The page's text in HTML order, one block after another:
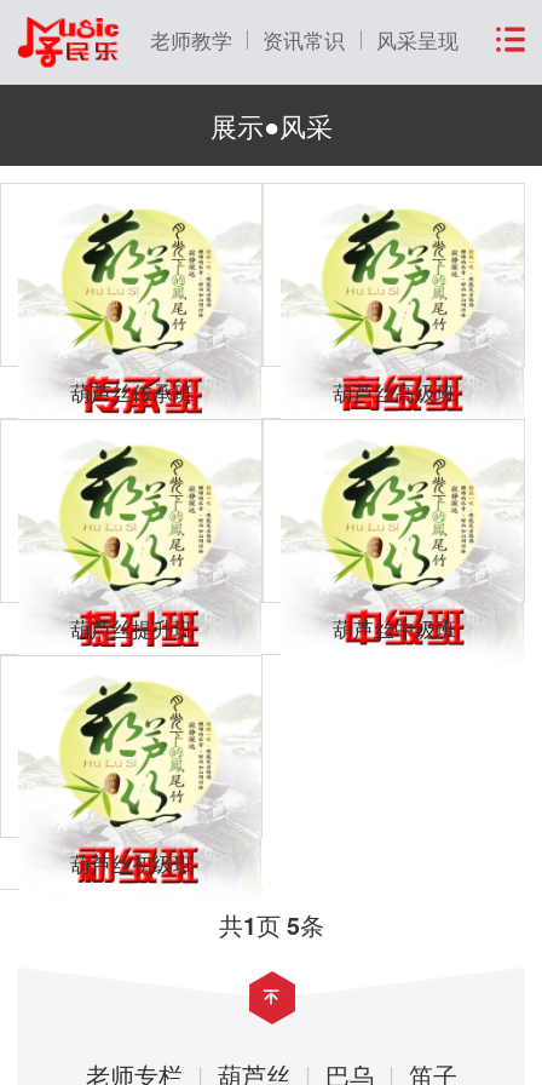
老师教学 资讯常识 风采呈现
展示●风采
葫芦丝传承班 葫芦丝高级班
葫芦丝提升班 葫芦丝中级班
葫芦丝初级班
共1页5条
老师专栏 | 葫芦丝 | 巴乌 | 笛子